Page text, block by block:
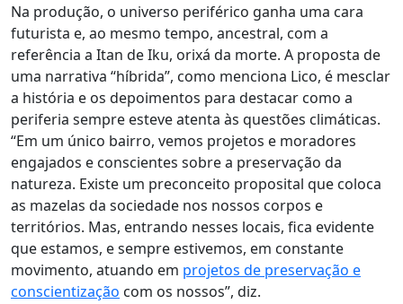
Na produção, o universo periférico ganha uma cara
futurista e, ao mesmo tempo, ancestral, com a
referência a Itan de Iku, orixá da morte. A proposta de
uma narrativa “híbrida”, como menciona Lico, é mesclar
a história e os depoimentos para destacar como a
periferia sempre esteve atenta às questões climáticas.
“Em um único bairro, vemos projetos e moradores
engajados e conscientes sobre a preservação da
natureza. Existe um preconceito proposital que coloca
as mazelas da sociedade nos nossos corpos e
territórios. Mas, entrando nesses locais, fica evidente
que estamos, e sempre estivemos, em constante
movimento, atuando em projetos de preservação e
conscientização com os nossos”, diz.